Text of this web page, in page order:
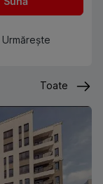
Urmărește
Toate